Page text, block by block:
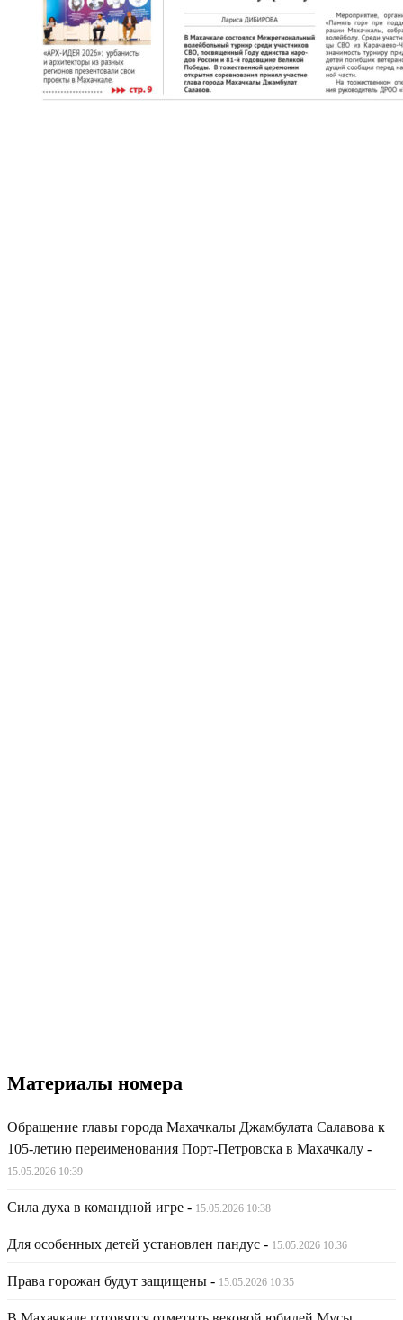
Материалы номера
Обращение главы города Махачкалы Джамбулата Салавова к
105-летию переименования Порт-Петровска в Махачкалу -
15.05.2026 10:39
Сила духа в командной игре - 15.05.2026 10:38
Для особенных детей установлен пандус - 15.05.2026 10:36
Права горожан будут защищены - 15.05.2026 10:35